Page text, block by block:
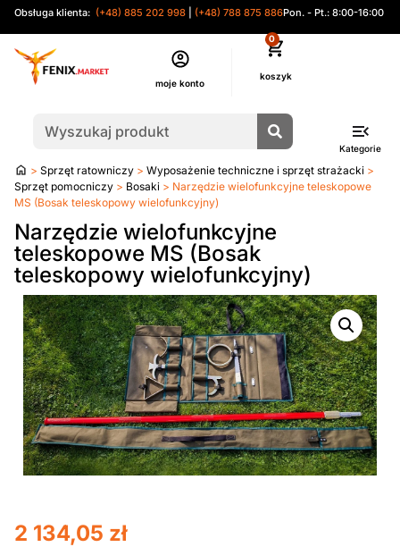
Obsługa klienta: (+48) 885 202 998 (+48) 788 875 886Pon. - Pt.: 8:00-16:00
moje konto
0
Kategorie
Strona
główna
> Sprzęt ratowniczy > Wyposażenie techniczne i sprzęt strażacki >
Sprzęt pomocniczy > Bosaki > Narzędzie wielofunkcyjne teleskopowe
MS (Bosak teleskopowy wielofunkcyjny)
Narzędzie wielofunkcyjne
teleskopowe MS (Bosak
teleskopowy wielofunkcyjny)
2 134,05 zł